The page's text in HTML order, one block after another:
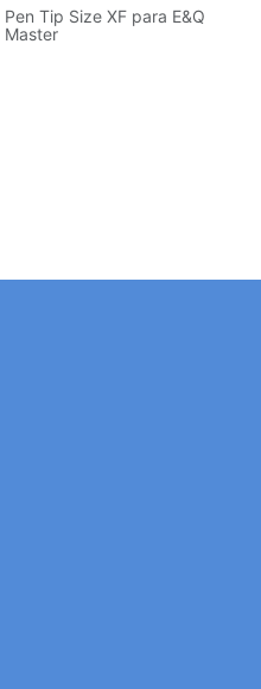
Pen Tip Size XF para E&Q
Master